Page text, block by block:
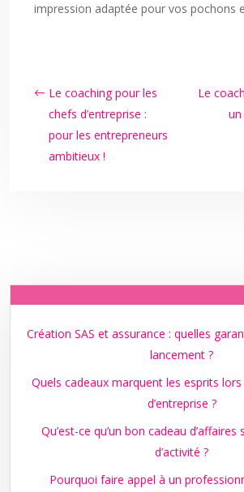
impression adaptée pour vos pochons
Le coaching pour les
chefs d’entreprise :
pour les entrepreneurs
ambitieux !
Le
Création SAS et assurance : quelles
lancement ?
Quels cadeaux marquent les esprits lors
d’entreprise ?
Qu’est-ce qu’un bon cadeau
d’activité ?
Pourquoi faire appel à un